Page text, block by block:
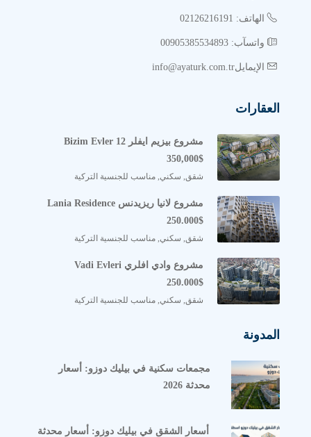
الهاتف: 02126216191
واتسآب: 00905385534893
الإيمايلinfo@ayaturk.com.tr
العقارات
مشروع بيزيم ايفلر Bizim Evler 12
350,000$
شقق, سكني, مناسب للجنسية التركية
مشروع لانيا ريزيدنس Lania Residence
250.000$
شقق, سكني, مناسب للجنسية التركية
مشروع وادي افلري Vadi Evleri
250.000$
شقق, سكني, مناسب للجنسية التركية
المدونة
مجمعات سكنية في بيليك دوزو: أسعار
محدثة 2026
أسعار الشقق في بيليك دوزو: أسعار محدثة